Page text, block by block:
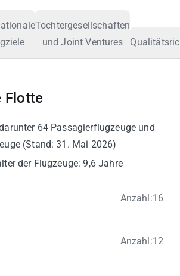
Tochtergesellschaften
und Joint Ventures
Flotte
64 Passagierflugzeuge und
(Stand: 31. Mai 2026)
der Flugzeuge: 9,6 Jahre
Anzahl:16
Anzahl:12